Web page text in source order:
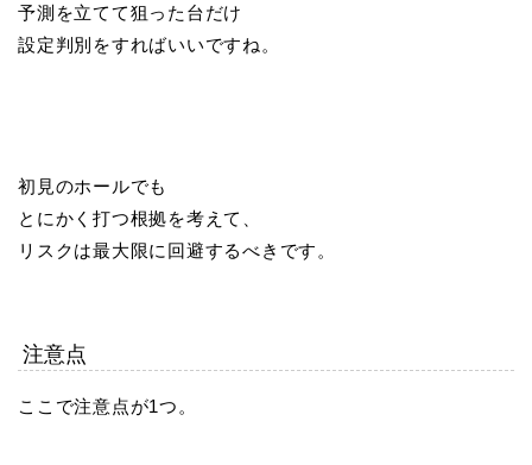
予測を立てて狙った台だけ
設定判別をすればいいですね。
初見のホールでも
とにかく打つ根拠を考えて、
リスクは最大限に回避するべきです。
注意点
ここで注意点が1つ。